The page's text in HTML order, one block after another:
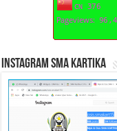
instagram sma kartika